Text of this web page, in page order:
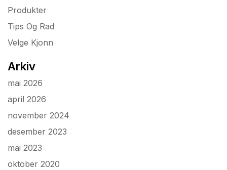
Produkter
Tips Og Rad
Velge Kjonn
Arkiv
mai 2026
april 2026
november 2024
desember 2023
mai 2023
oktober 2020